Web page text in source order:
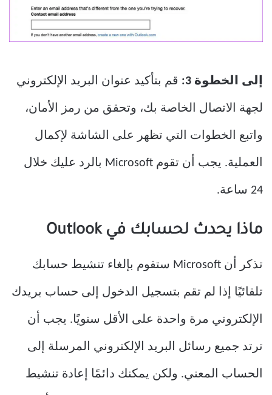
إلى الخطوة 3: قم بتأكيد عنوان البريد الإلكتروني
لجهة الاتصال الخاصة بك، وتحقق من رمز الأمان،
واتبع الخطوات التي تظهر على الشاشة لإكمال
العملية. يجب أن تقوم Microsoft بالرد عليك خلال
24 ساعة.
ماذا يحدث لحسابك في Outlook
تذكر أن Microsoft ستقوم بإلغاء تنشيط حسابك
تلقائيًا إذا لم تقم بتسجيل الدخول إلى حساب بريدك
الإلكتروني مرة واحدة على الأقل سنويًا. يجب أن
ترتد جميع رسائل البريد الإلكتروني المرسلة إلى
الحساب المعني. ولكن يمكنك دائمًا إعادة تنشيط